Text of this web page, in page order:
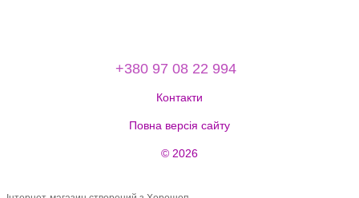
+380 97 08 22 994
Контакти
Повна версія сайту
© 2026